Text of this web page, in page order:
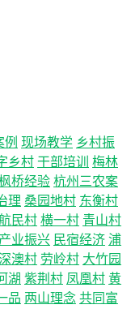
现场教学 乡村振
乡村 干部培训
梅林
桥经验 杭州三农案
理 桑园地村 东衡村
民村 横一村 青山村
产业振兴 民宿经济 浦
澳村 劳岭村 大竹园
湖 紫荆村 凤凰村 黄
品 两山理念 共同富